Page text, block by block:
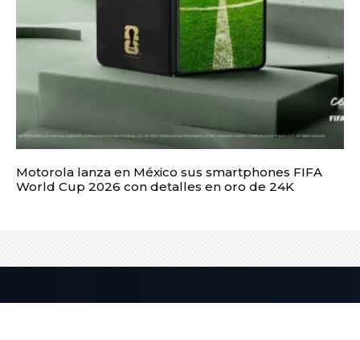
Motorola lanza en México sus smartphones FIFA
World Cup 2026 con detalles en oro de 24K